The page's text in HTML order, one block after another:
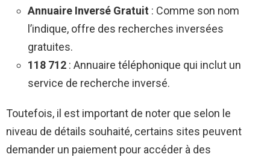
Annuaire Inversé Gratuit : Comme son nom
l’indique, offre des recherches inversées
gratuites.
118 712 : Annuaire téléphonique qui inclut un
service de recherche inversé.
Toutefois, il est important de noter que selon le
niveau de détails souhaité, certains sites peuvent
demander un paiement pour accéder à des